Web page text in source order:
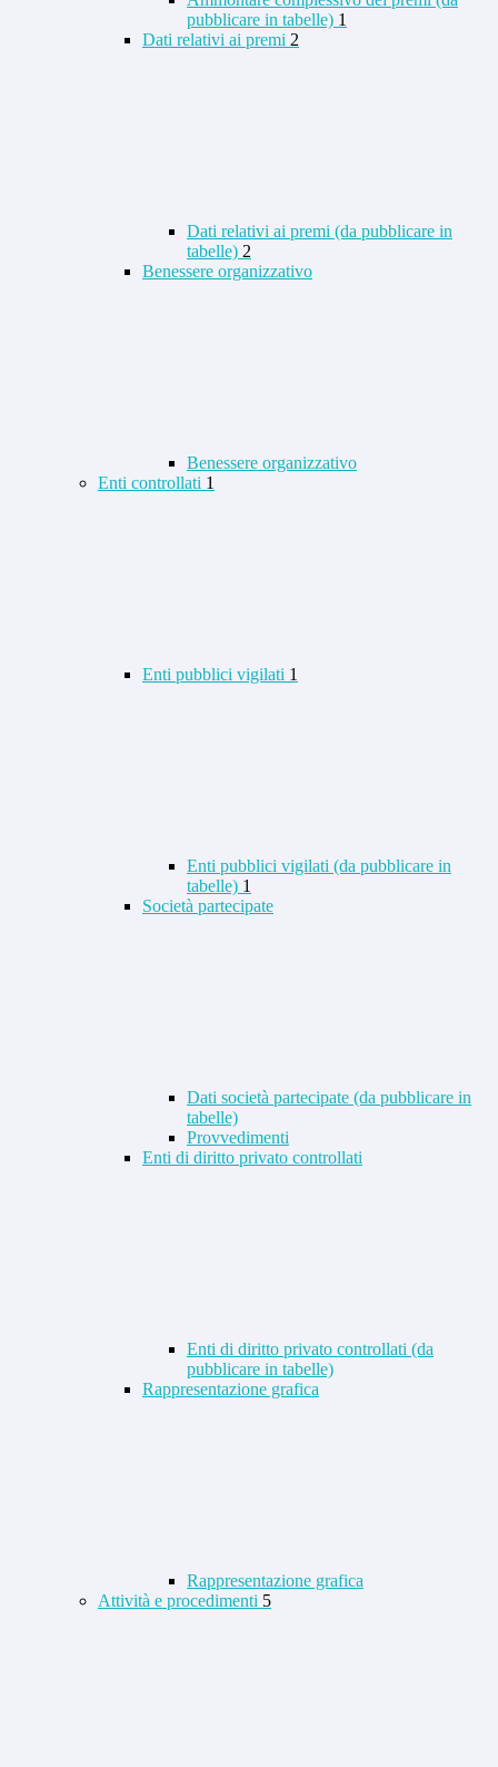
pubblicare in tabelle) 1
Dati relativi ai premi 2
Dati relativi ai premi (da pubblicare in
tabelle) 2
Benessere organizzativo
Benessere organizzativo
Enti controllati 1
Enti pubblici vigilati 1
Enti pubblici vigilati (da pubblicare in
tabelle) 1
Società partecipate
Dati società partecipate (da pubblicare in
tabelle)
Provvedimenti
Enti di diritto privato controllati
Enti di diritto privato controllati (da
pubblicare in tabelle)
Rappresentazione grafica
Rappresentazione grafica
Attività e procedimenti 5